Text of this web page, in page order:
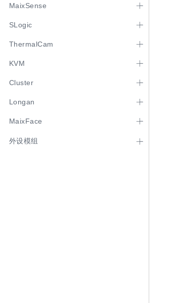
MaixSense
SLogic
ThermalCam
KVM
Cluster
Longan
MaixFace
外设模组